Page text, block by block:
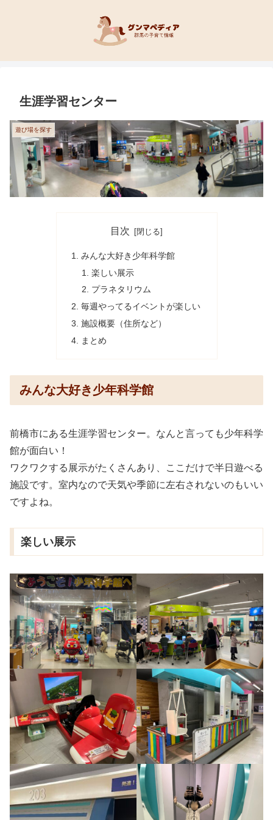
生涯学習センター
遊び場を探す
目次
みんな大好き少年科学館
楽しい展示
プラネタリウム
毎週やってるイベントが楽しい
施設概要（住所など）
まとめ
みんな大好き少年科学館
前橋市にある生涯学習センター。なんと言っても少年科学
館が面白い！
ワクワクする展示がたくさんあり、ここだけで半日遊べる
施設です。室内なので天気や季節に左右されないのもいい
ですよね。
楽しい展示